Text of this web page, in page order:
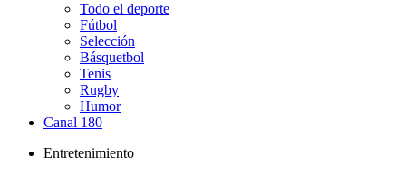
Todo el deporte
Fútbol
Selección
Básquetbol
Tenis
Rugby
Humor
Canal 180
Entretenimiento